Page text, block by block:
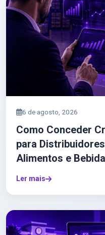
6 de agosto, 2026
Como Conceder
para
Alimentos e
Ler mais